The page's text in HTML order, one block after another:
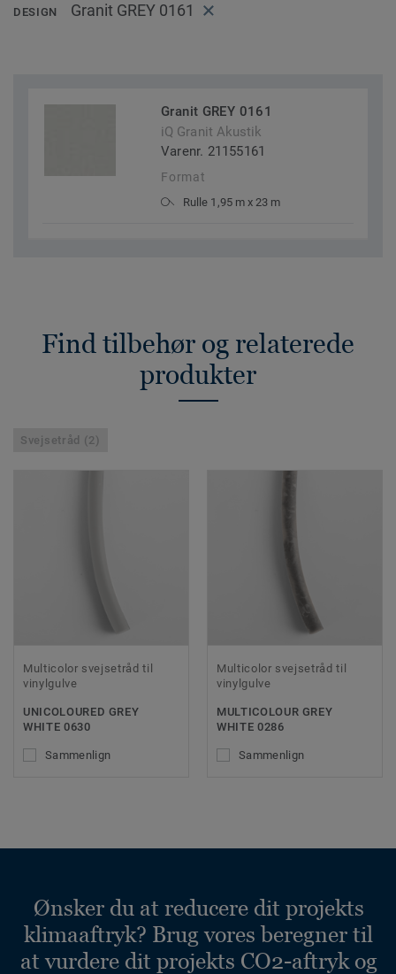
DESIGN Granit GREY 0161
Granit GREY 0161
iQ Granit Akustik
Varenr. 21155161
Format
Rulle 1,95 m x 23 m
Find tilbehør og relaterede
produkter
Svejsetråd (2)
Multicolor svejsetråd til
vinylgulve
UNICOLOURED GREY
WHITE 0630
Sammenlign
Multicolor svejsetråd til
vinylgulve
MULTICOLOUR GREY
WHITE 0286
Sammenlign
Ønsker du at reducere dit projekts
klimaaftryk? Brug vores beregner til
at vurdere dit projekts CO2-aftryk og